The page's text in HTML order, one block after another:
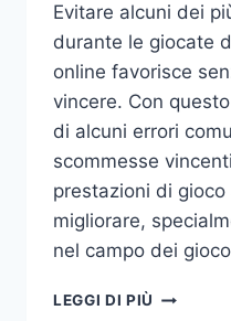
Evitare alcuni dei
durante le giocate
online favorisce
vincere. Con
di alcuni errori
scommesse
prestazioni di
migliorare,
nel campo dei
LEGGI DI PIÙ GLI